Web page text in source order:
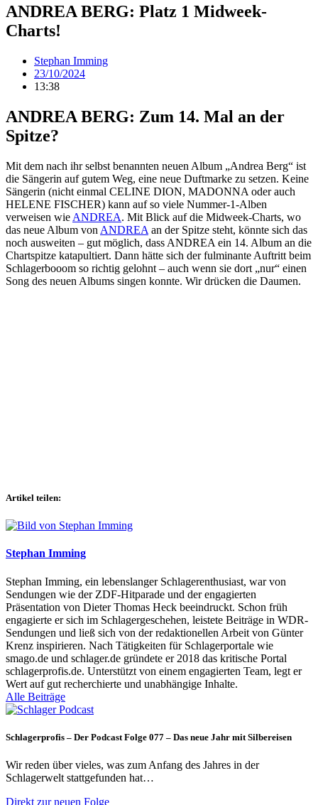
ANDREA BERG: Platz 1 Midweek-
Charts!
Stephan Imming
23/10/2024
13:38
ANDREA BERG: Zum 14. Mal an der
Spitze?
Mit dem nach ihr selbst benannten neuen Album „Andrea Berg“ ist
die Sängerin auf gutem Weg, eine neue Duftmarke zu setzen. Keine
Sängerin (nicht einmal CELINE DION, MADONNA oder auch
HELENE FISCHER) kann auf so viele Nummer-1-Alben
verweisen wie ANDREA. Mit Blick auf die Midweek-Charts, wo
das neue Album von ANDREA an der Spitze steht, könnte sich das
noch ausweiten – gut möglich, dass ANDREA ein 14. Album an die
Chartspitze katapultiert. Dann hätte sich der fulminante Auftritt beim
Schlagerbooom so richtig gelohnt – auch wenn sie dort „nur“ einen
Song des neuen Albums singen konnte. Wir drücken die Daumen.
Artikel teilen:
Stephan Imming
Stephan Imming, ein lebenslanger Schlagerenthusiast, war von
Sendungen wie der ZDF-Hitparade und der engagierten
Präsentation von Dieter Thomas Heck beeindruckt. Schon früh
engagierte er sich im Schlagergeschehen, leistete Beiträge in WDR-
Sendungen und ließ sich von der redaktionellen Arbeit von Günter
Krenz inspirieren. Nach Tätigkeiten für Schlagerportale wie
smago.de und schlager.de gründete er 2018 das kritische Portal
schlagerprofis.de. Unterstützt von einem engagierten Team, legt er
Wert auf gut recherchierte und unabhängige Inhalte.
Alle Beiträge
Schlagerprofis – Der Podcast Folge 077 – Das neue Jahr mit Silbereisen
Wir reden über vieles, was zum Anfang des Jahres in der
Schlagerwelt stattgefunden hat…
Direkt zur neuen Folge